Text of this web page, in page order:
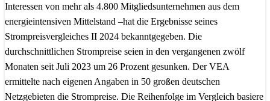
Interessen von mehr als 4.800 Mitgliedsunternehmen aus dem
energieintensiven Mittelstand –hat die Ergebnisse seines
Strompreisvergleiches II 2024 bekanntgegeben. Die
durchschnittlichen Strompreise seien in den vergangenen zwölf
Monaten seit Juli 2023 um 26 Prozent gesunken. Der VEA
ermittelte nach eigenen Angaben in 50 großen deutschen
Netzgebieten die Strompreise. Die Reihenfolge im Vergleich basiere